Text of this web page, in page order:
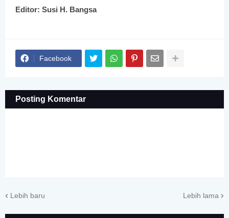
Editor: Susi H. Bangsa
Facebook
Posting Komentar
Lebih baru Lebih lama